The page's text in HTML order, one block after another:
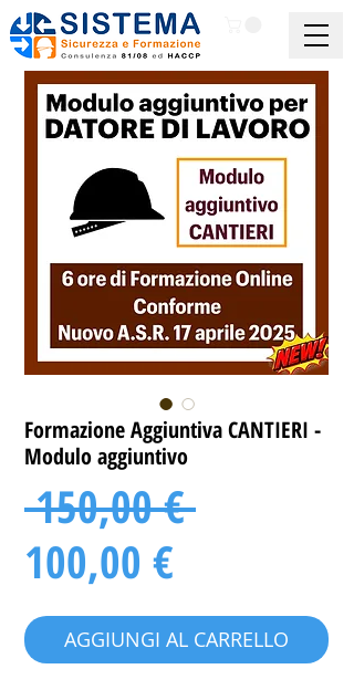
Formazione Aggiuntiva CANTIERI -
Modulo aggiuntivo
150,00 € Prezzo
100,00 €
scontato
AGGIUNGI AL CARRELLO